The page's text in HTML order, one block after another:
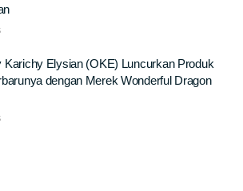
Karichy Elysian (OKE) Luncurkan Produk
dengan Merek Wonderful Dragon